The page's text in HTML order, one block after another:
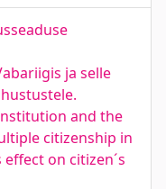
ja selle
and the
citizenship in
on citizen´s